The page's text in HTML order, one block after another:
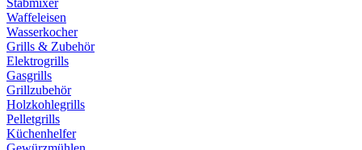
Stabmixer
Waffeleisen
Wasserkocher
Grills & Zubehör
Elektrogrills
Gasgrills
Grillzubehör
Holzkohlegrills
Pelletgrills
Küchenhelfer